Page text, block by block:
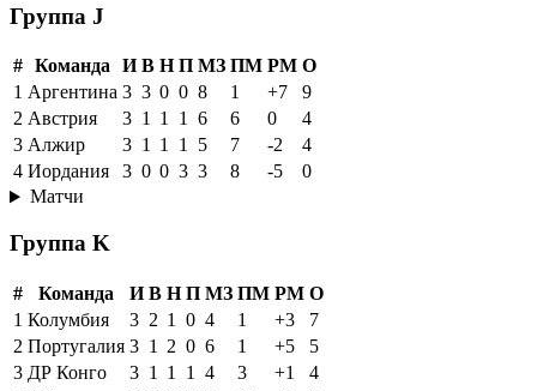
Группа J
# Команда И В Н П МЗ ПМ РМ О
1 Аргентина 3 3 0 0 8 1 +7
9
2 Австрия 3 1 1 1 6 6 0
4
3 Алжир 3 1 1 1 5 7 -2
4
4 Иордания 3 0 0 3 3 8 -5
0
Матчи
Группа K
# Команда И В Н П МЗ ПМ РМ О
1 Колумбия 3 2 1 0 4 1 +3
7
2 Португалия 3 1 2 0 6 1 +5
5
3 ДР Конго 3 1 1 1 4 3 +1
4